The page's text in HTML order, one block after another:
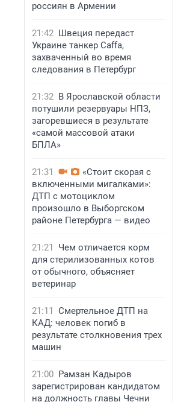
россиян в Армении
21:42 Швеция передаст
Украине танкер Caffa,
захваченный во время
следования в Петербург
21:32 В Ярославской области
потушили резервуары НПЗ,
загоревшиеся в результате
«самой массовой атаки
БПЛА»
21:31
«Стоит скорая с
включенными мигалками»:
ДТП с мотоциклом
произошло в Выборгском
районе Петербурга — видео
21:21
Чем отличается корм
для стерилизованных котов
от обычного, объясняет
ветеринар
21:11 Смертельное ДТП на
КАД: человек погиб в
результате столкновения трех
машин
21:00 Рамзан Кадыров
зарегистрирован кандидатом
на должность главы Чечни